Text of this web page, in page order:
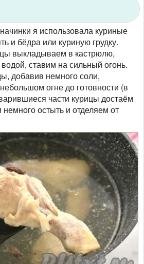
я использовала куриные
и бёдра или куриную грудку.
выкладываем в кастрюлю,
ставим на сильный огонь.
добавив немного соли,
огне до готовности (в
части курицы достаём
остыть и отделяем от